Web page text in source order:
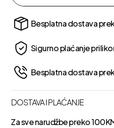
Besplatna dostava
Sigurno plaćanje
Besplatna dostava
DOSTAVA I PLAĆANJE
Za sve narudžbe preko